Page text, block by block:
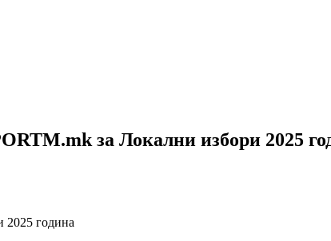
за Локални избори 2025